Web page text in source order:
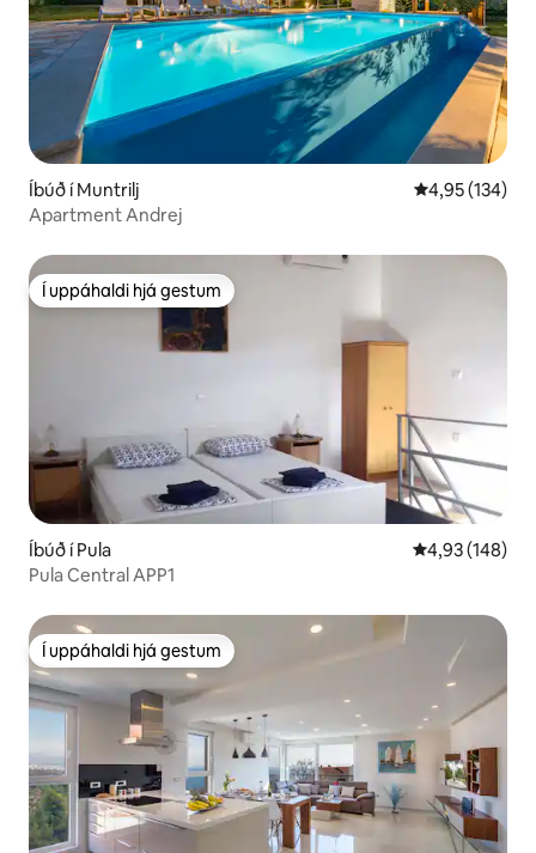
Íbúð í Muntrilj 4,95 af 5 í
4,95 (134)
Apartment Andrej
Í uppáhaldi hjá gestum
Í uppáhaldi hjá gestum
Íbúð í Pula 4,93 af 5 í
4,93 (148)
Pula Central APP1
Í uppáhaldi hjá gestum
Í uppáhaldi hjá gestum